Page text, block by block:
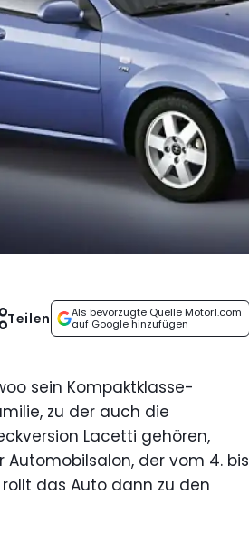
Als bevorzugte Quelle Motor1.com
auf Google hinzufügen
Teilen
sein Kompaktklasse-
zu der auch die
Lacetti gehören,
der vom 4. bis
das Auto dann zu den